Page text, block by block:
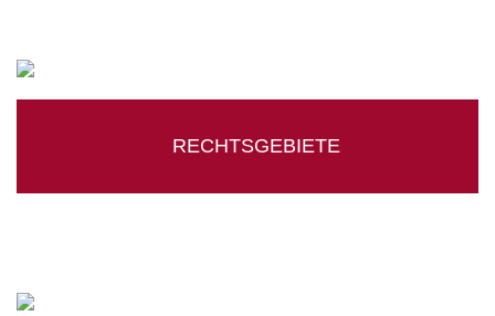
RECHTSGEBIETE